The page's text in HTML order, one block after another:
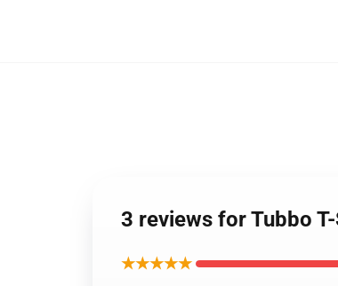
3 reviews for Tubbo
★★★★★